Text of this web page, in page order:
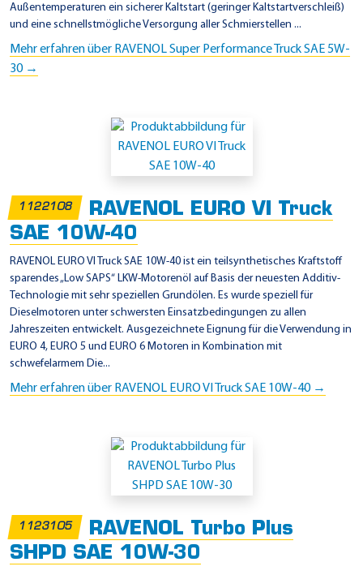
3
Außentemperaturen ein sicherer Kaltstart (geringer Kaltstartverschleiß)
und eine schnellstmögliche Versorgung aller Schmierstellen ...
Mehr erfahren über RAVENOL Super Performance Truck SAE 5W-
30 →
1122108
RAVENOL EURO VI Truck
SAE 10W-40
RAVENOL EURO VI Truck SAE 10W-40 ist ein teilsynthetisches Kraftstoff
sparendes „Low SAPS“ LKW-Motorenöl auf Basis der neuesten Additiv-
Technologie mit sehr speziellen Grundölen. Es wurde speziell für
Dieselmotoren unter schwersten Einsatzbedingungen zu allen
Jahreszeiten entwickelt. Ausgezeichnete Eignung für die Verwendung in
EURO 4, EURO 5 und EURO 6 Motoren in Kombination mit
schwefelarmem Die...
Mehr erfahren über RAVENOL EURO VI Truck SAE 10W-40 →
1123105
RAVENOL Turbo Plus
SHPD SAE 10W-30